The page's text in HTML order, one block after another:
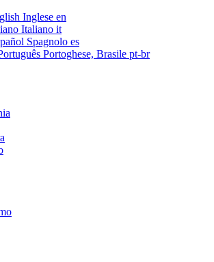
Inglese en
Italiano it
Spagnolo es
Portoghese, Brasile pt-br